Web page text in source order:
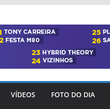
VÍDEOS FOTO DO DIA